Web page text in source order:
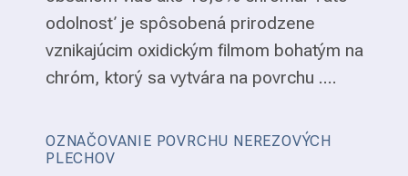
odolnosť je spôsobená prirodzene
vznikajúcim oxidickým filmom bohatým na
chróm, ktorý sa vytvára na povrchu ....
OZNAČOVANIE POVRCHU NEREZOVÝCH
PLECHOV